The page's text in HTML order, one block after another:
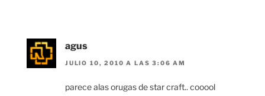
agus
JULIO 10, 2010 A LAS 3:06 AM
parece alas orugas de star craft.. cooool